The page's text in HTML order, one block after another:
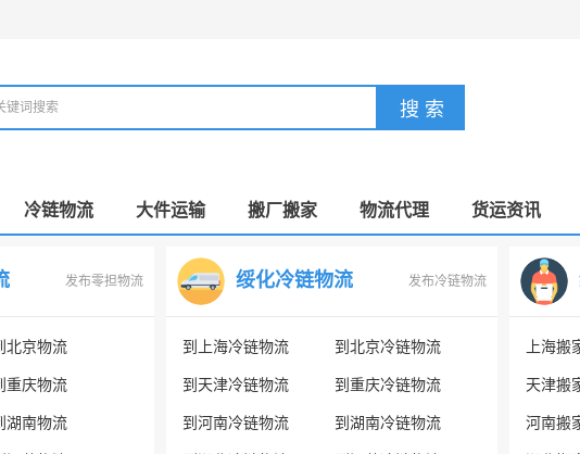
冷链物流 大件运输 搬厂搬家 物流代理 货运资讯
发布零担物流
北京物流
重庆物流
湖南物流
绥化冷链物流 发布冷链物流
到上海冷链物流 到北京冷链物流
到天津冷链物流 到重庆冷链物流
到河南冷链物流 到湖南冷链物流
上海搬
天津搬
河南搬